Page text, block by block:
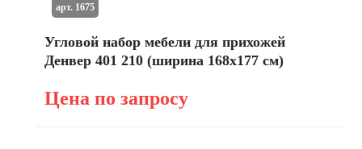
Угловой набор мебели для прихожей
Денвер 401 210 (ширина 168х177 см)
Цена по запросу
арт. 1675